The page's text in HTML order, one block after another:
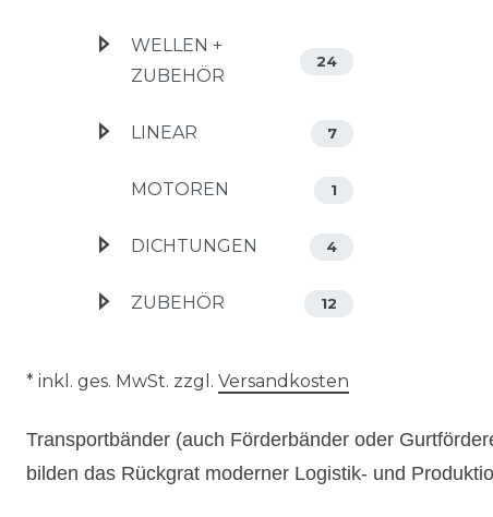
WELLEN +
ZUBEHÖR
24
LINEAR 7
MOTOREN 1
DICHTUNGEN 4
ZUBEHÖR 12
* inkl. ges. MwSt. zzgl. Versandkosten
Transportbänder (auch Förderbänder oder
bilden das Rückgrat moderner Logistik- und